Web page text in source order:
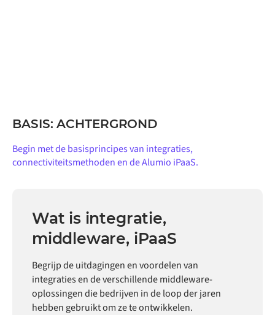
BASIS: ACHTERGROND
Begin met de basisprincipes van integraties,
connectiviteitsmethoden en de Alumio iPaaS.
Wat is integratie,
middleware, iPaaS
Begrijp de uitdagingen en voordelen van
integraties en de verschillende middleware-
oplossingen die bedrijven in de loop der jaren
hebben gebruikt om ze te ontwikkelen.